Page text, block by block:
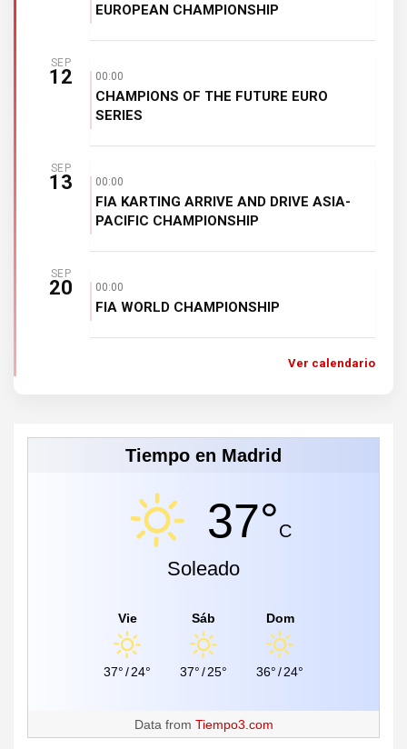
EUROPEAN CHAMPIONSHIP
SEP
12 00:00
CHAMPIONS OF THE FUTURE EURO
SERIES
SEP
13 00:00
FIA KARTING ARRIVE AND DRIVE ASIA-
PACIFIC CHAMPIONSHIP
SEP
20 00:00
FIA WORLD CHAMPIONSHIP
Ver calendario
Tiempo en Madrid
37°C
Soleado
Vie
37°/24°
Sáb
37°/25°
Dom
36°/24°
Data from Tiempo3.com